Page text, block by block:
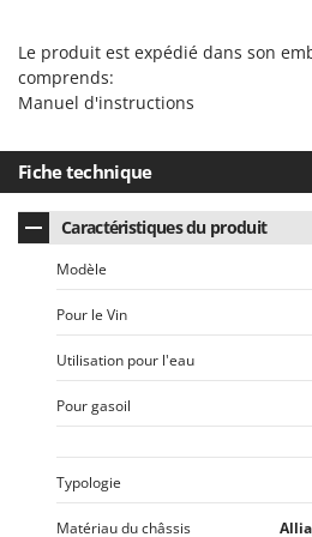
Nilfisk
Ninja
Novital
NuAir
NuovaFac
Oliviero
Olix
OMA
Ompagrill
Le produit est expédié dans son
comprends:
Manuel d'instructions
Fiche technique
Caractéristiques du produit
Modèle
Pour le Vin
Utilisation pour l'eau
Pour gasoil
Typologie
Matériau du châssis